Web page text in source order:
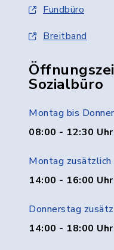
Fundbüro
Breitband
Sozialbüro
Montag bis
08:00 - 12:30 Uhr
Montag zusätzlich
14:00 - 16:00 Uhr
Donnerstag
14:00 - 18:00 Uhr